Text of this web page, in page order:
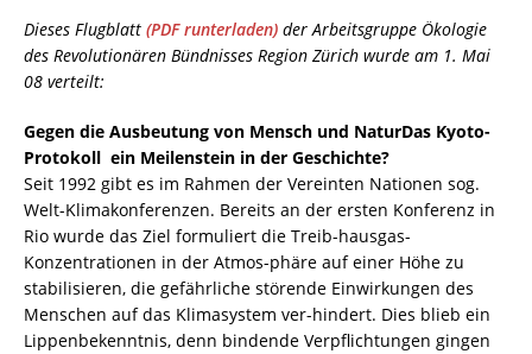
Dieses Flugblatt (PDF runterladen) der Arbeitsgruppe Ökologie
des Revolutionären Bündnisses Region Zürich wurde am 1. Mai
08 verteilt:
Gegen die Ausbeutung von Mensch und NaturDas Kyoto-
Protokoll  ein Meilenstein in der Geschichte?
Seit 1992 gibt es im Rahmen der Vereinten Nationen sog.
Welt-Klimakonferenzen. Bereits an der ersten Konferenz in
Rio wurde das Ziel formuliert die Treib-hausgas-
Konzentrationen in der Atmos-phäre auf einer Höhe zu
stabilisieren, die gefährliche störende Einwirkungen des
Menschen auf das Klimasystem ver-hindert. Dies blieb ein
Lippenbekenntnis, denn bindende Verpflichtungen gingen